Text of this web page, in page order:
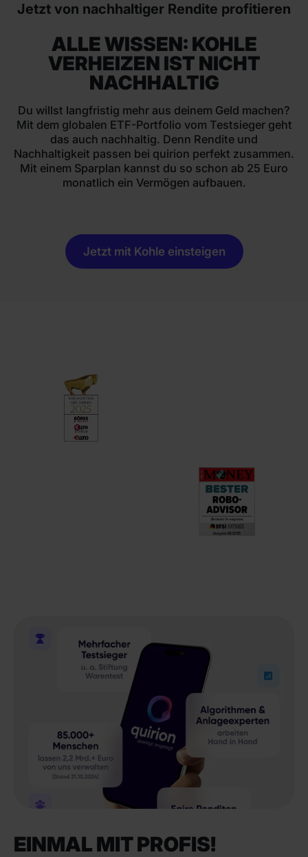
Jetzt von nachhaltiger Rendite profitieren
ALLE WISSEN: KOHLE
VERHEIZEN IST NICHT
NACHHALTIG
Du willst langfristig mehr aus deinem Geld machen?
Mit dem globalen ETF-Portfolio vom Testsieger geht
das auch nachhaltig. Denn Rendite und
Nachhaltigkeit passen bei quirion perfekt zusammen.
Mit einem Sparplan kannst du so schon ab 25 Euro
monatlich ein Vermögen aufbauen.
Jetzt mit Kohle einsteigen
EINMAL MIT PROFIS!